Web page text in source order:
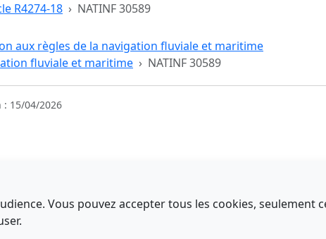
R4274-18 NATINF 30589
aux règles de la navigation fluviale et maritime
fluviale et maritime
NATINF 30589
: 15/04/2026
?
Vous pouvez accepter tous les cookies, seulement